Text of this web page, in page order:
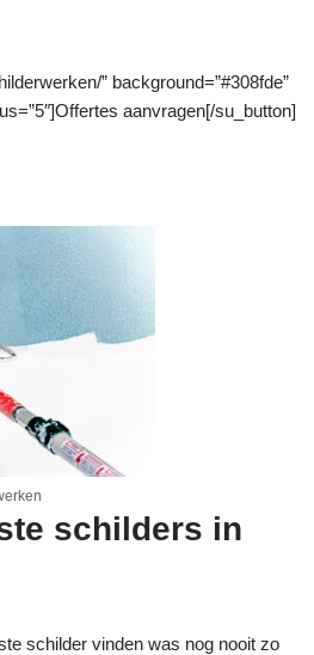
” background=”#308fde”
aanvragen[/su_button]
schilders in
schilder vinden was nog nooit zo